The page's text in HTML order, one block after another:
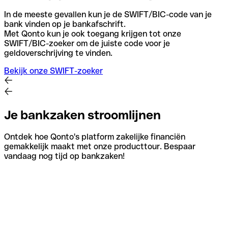
In de meeste gevallen kun je de SWIFT/BIC-code van je
bank vinden op je bankafschrift.
Met Qonto kun je ook toegang krijgen tot onze
SWIFT/BIC-zoeker om de juiste code voor je
geldoverschrijving te vinden.
Bekijk onze SWIFT-zoeker
Je bankzaken stroomlijnen
Ontdek hoe Qonto's platform zakelijke financiën
gemakkelijk maakt met onze producttour. Bespaar
vandaag nog tijd op bankzaken!